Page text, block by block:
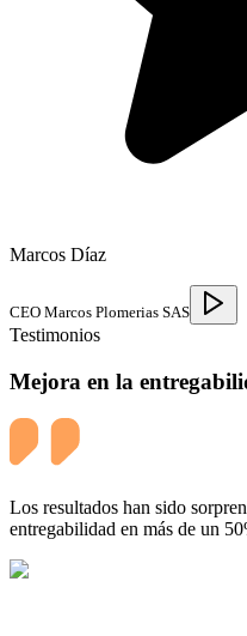
Marcos Díaz
CEO Marcos Plomerias SAS
Testimonios
Mejora en la
Los resultados han sido
entregabilidad en más de un